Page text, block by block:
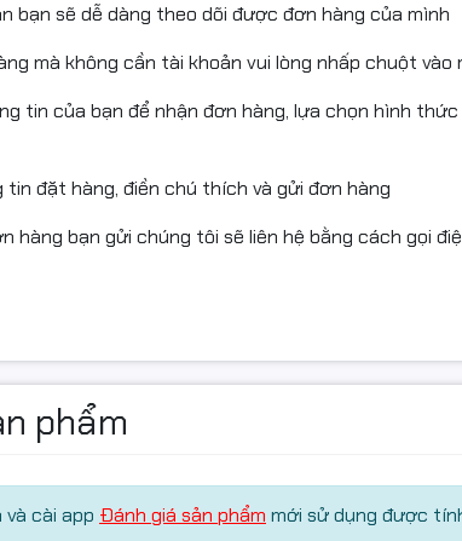
bạn sẽ dễ dàng theo dõi được đơn hàng của mình
mà không cần tài khoản vui lòng nhấp chuột
tin của bạn để nhận đơn hàng, lựa chọn hình
tin đặt hàng, điền chú thích và gửi đơn hàng
hàng bạn gửi chúng tôi sẽ liên hệ bằng cách gọi
phẩm
cài app Đánh giá sản phẩm mới sử dụng được